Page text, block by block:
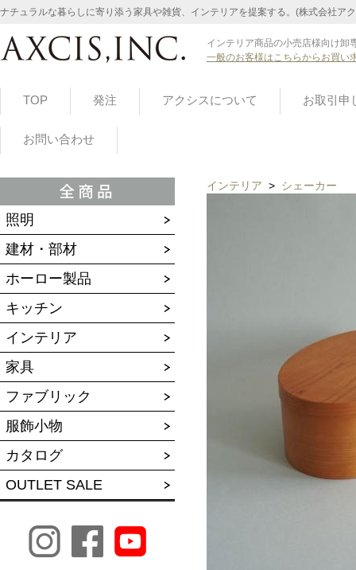
ナチュラルな暮らしに寄り添う家具や雑貨、インテリアを提案する。(株式会社ア
インテリア商品の小売店様向け卸
一般のお客様はこちらからお買い
TOP 発注 アクシスについて お取引申
お問い合わせ
照明
建材・部材
ホーロー製品
キッチン
インテリア
家具
ファブリック
服飾小物
カタログ
OUTLET SALE
インテリア > シェーカー